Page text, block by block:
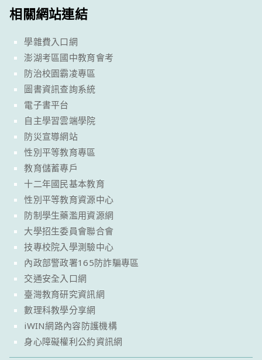
相關網站連結
學雜費入口網
澎湖考區國中教育會考
防治校園霸凌專區
圖書資訊查詢系統
電子書平台
自主學習雲端學院
防災宣導網站
性別平等教育專區
教育儲蓄專戶
十二年國民基本教育
性別平等教育資源中心
防制學生藥濫用資源網
大學招生委員會聯合會
技專校院入學測驗中心
內政部警政署165防詐騙專區
交通安全入口網
臺灣教育研究資訊網
數理科教學分享網
iWIN網路內容防護機構
身心障礙權利公約資訊網